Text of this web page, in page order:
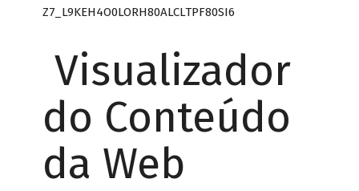
Z7_L9KEH4O0LORH80ALCLTPF80SI6
Visualizador
do Conteúdo
da Web